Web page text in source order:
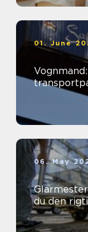
01. June
06. May
du den